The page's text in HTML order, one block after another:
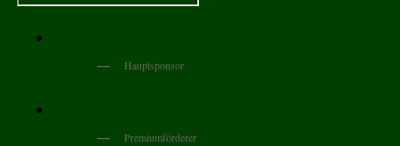
Hauptsponsor
Premiumförderer